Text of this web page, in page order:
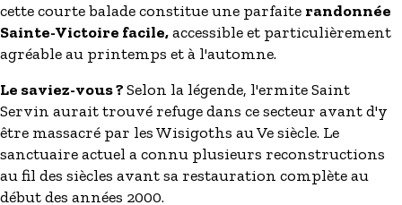
cette courte balade constitue une parfaite randonnée
Sainte-Victoire facile,accessible et particulièrement
agréable au printemps et à l'automne.
Le saviez-vous ?Selon la légende, l'ermite Saint
Servin aurait trouvé refuge dans ce secteur avant d'y
être massacré par les Wisigoths au Ve siècle. Le
sanctuaire actuel a connu plusieurs reconstructions
au fil des siècles avant sa restauration complète au
début des années 2000.